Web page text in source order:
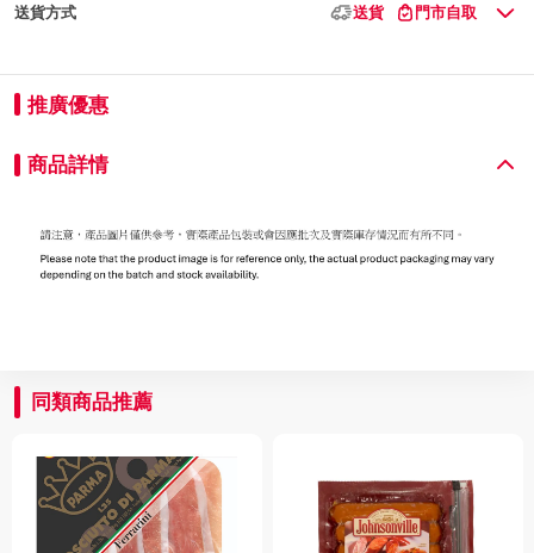
送貨方式 送貨 門市自取
推廣優惠
商品詳情
同類商品推薦